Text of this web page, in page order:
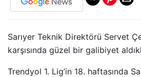
Sarıyer Teknik Direktörü Servet
karşısında güzel bir galibiyet
Trendyol 1. Lig’in 18. haftasında